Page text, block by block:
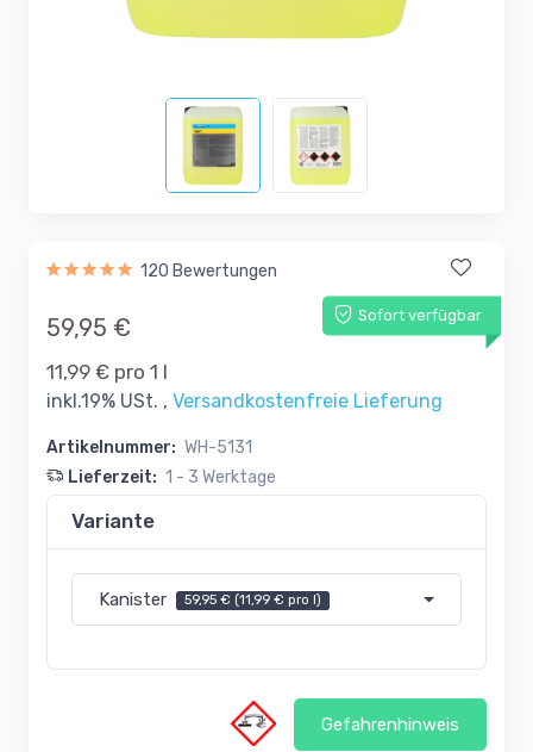
120 Bewertungen
Sofort verfügbar
59,95 €
11,99 € pro 1 l
inkl.19% USt. , Versandkostenfreie Lieferung
Artikelnummer: WH-5131
Lieferzeit: 1 - 3 Werktage
Variante
Kanister 59,95 € (11,99 € pro l)
Gefahrenhinweis